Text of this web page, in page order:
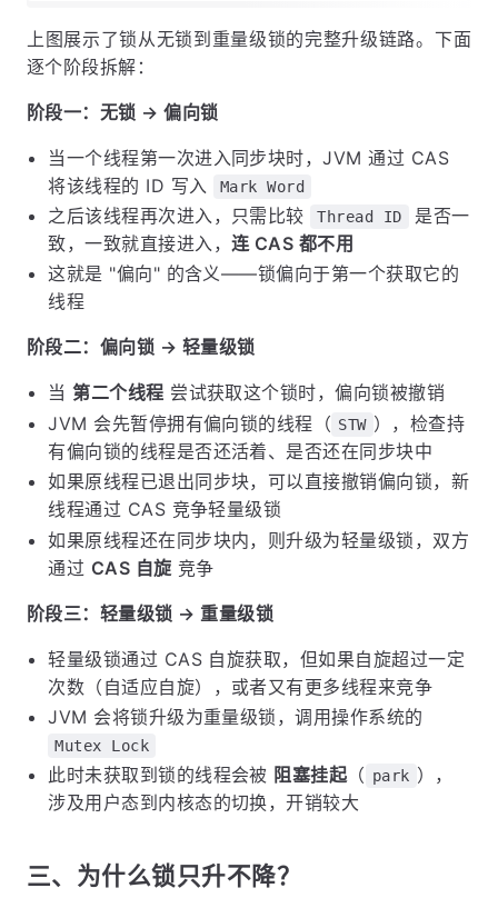
上图展示了锁从无锁到重量级锁的完整升级链路。下面
逐个阶段拆解：
阶段一：无锁 → 偏向锁
当一个线程第一次进入同步块时，JVM 通过 CAS
将该线程的 ID 写入
Mark Word
之后该线程再次进入，只需比较 Thread ID
是否一
致，一致就直接进入， 连 CAS 都不用
这就是 "偏向" 的含义——锁偏向于第一个获取它的
线程
阶段二：偏向锁 → 轻量级锁
当第二个线程 尝试获取这个锁时，偏向锁被撤销
JVM 会先暂停拥有偏向锁的线程（ STW ），检查持
有偏向锁的线程是否还活着、是否还在同步块中
如果原线程已退出同步块，可以直接撤销偏向锁，新
线程通过 CAS 竞争轻量级锁
如果原线程还在同步块内，则升级为轻量级锁，双方
通过 CAS 自旋 竞争
阶段三：轻量级锁 → 重量级锁
轻量级锁通过 CAS 自旋获取，但如果自旋超过一定
次数（自适应自旋），或者又有更多线程来竞争
JVM 会将锁升级为重量级锁，调用操作系统的
Mutex Lock
此时未获取到锁的线程会被 阻塞挂起（ park ），
涉及用户态到内核态的切换，开销较大
三、为什么锁只升不降？